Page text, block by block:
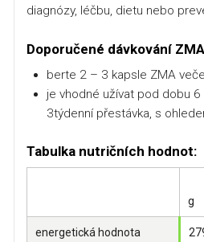
diagnózy, léčbu, dietu nebo
Doporučené dávkování
berte 2 – 3 kapsle ZMA
je vhodné užívat pod dobu 6
3týdenní přestávka, s
Tabulka nutričních hodnot:
g
energetická hodnota